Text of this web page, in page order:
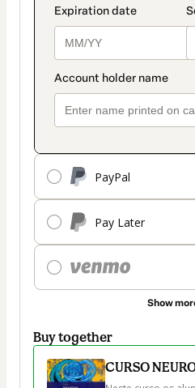
PayPal
Pay Later
Show
Buy together
CURSO